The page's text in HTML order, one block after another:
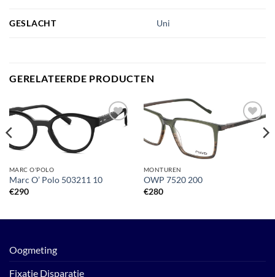
GESLACHT Uni
GERELATEERDE PRODUCTEN
Toevoegen
verlanglijst
MARC O'POLO
Marc O’ Polo 503211 10
€290
Toevoegen
MONTUREN
OWP 7520 200
€280
Oogmeting
Fixatie Disparatie